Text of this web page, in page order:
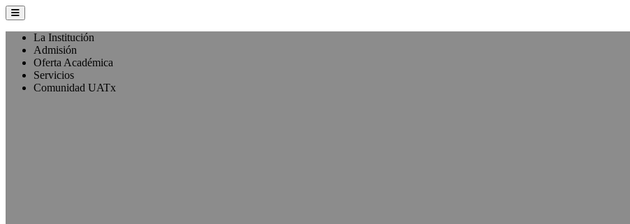
La Institución
Admisión
Oferta Académica
Servicios
Comunidad UATx